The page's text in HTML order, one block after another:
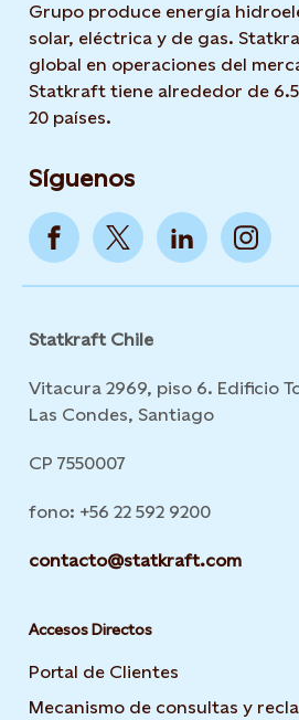
Grupo produce energía
solar, eléctrica y de gas.
global en operaciones del
Statkraft tiene alrededor de
20 países.
Síguenos
Statkraft Chile
Vitacura 2969, piso 6. Edificio
Las Condes, Santiago
CP 7550007
fono: +56 22 592 9200
contacto@statkraft.com
Accesos Directos
Portal de Clientes
Mecanismo de consultas y